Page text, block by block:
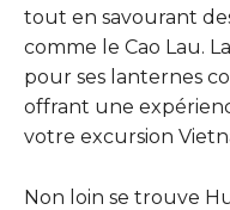
tout en savourant
comme le Cao Lau.
pour ses lanternes
offrant une
votre excursion
Non loin se trouve